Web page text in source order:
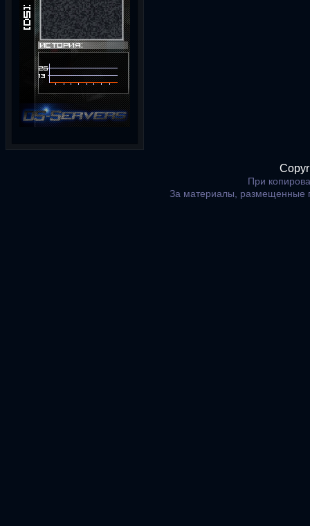
При
За материалы, размещенные